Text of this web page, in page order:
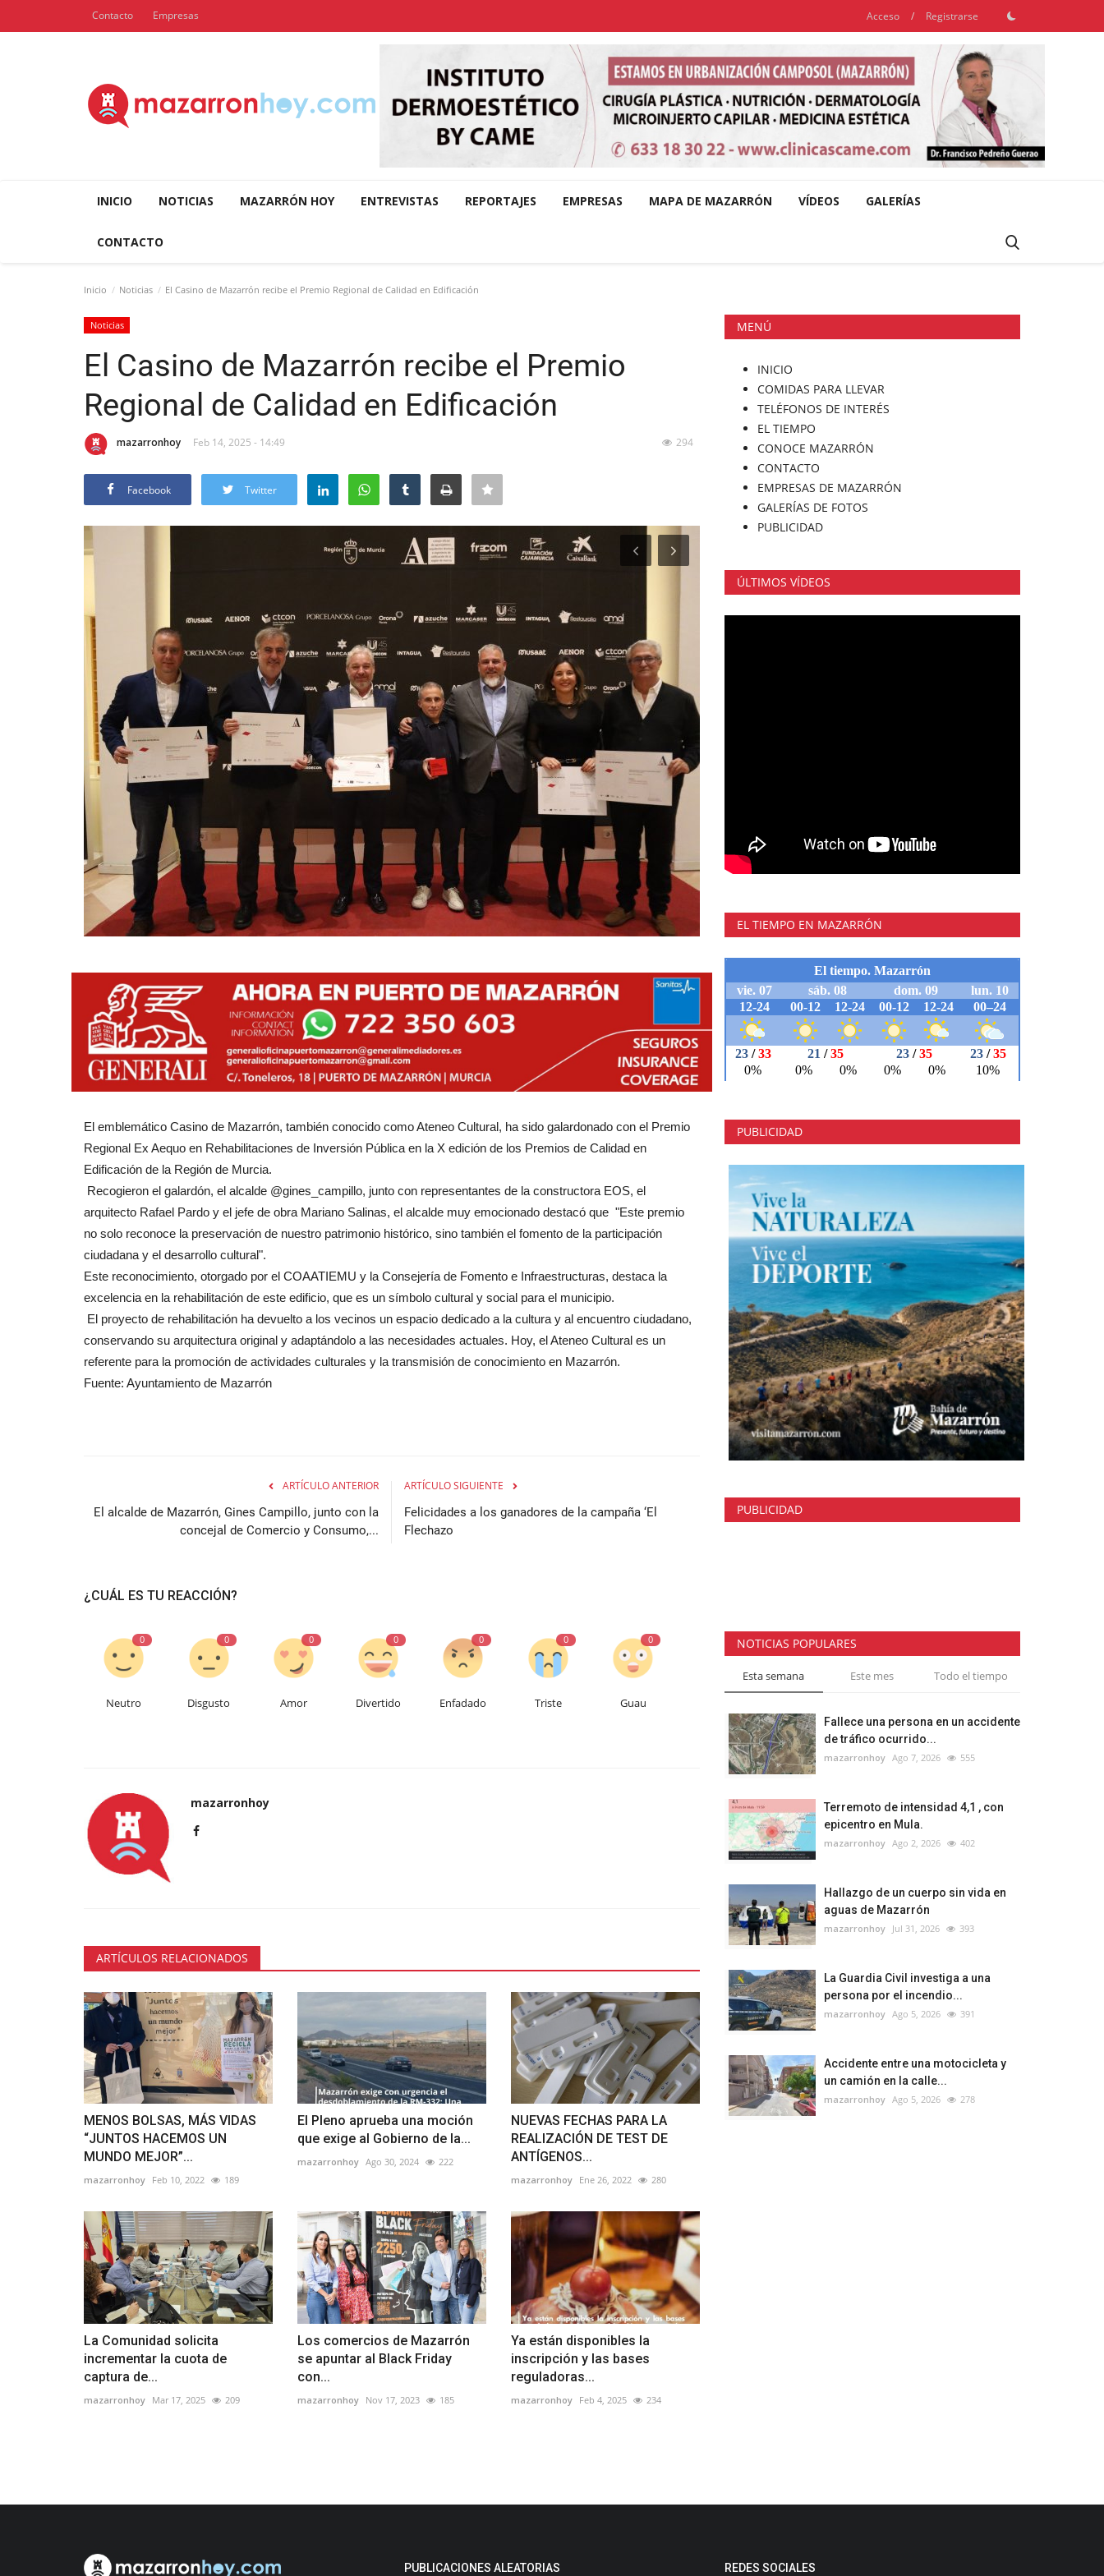
Contacto Empresas Acceso / Registrarse
INICIO NOTICIAS MAZARRÓN HOY ENTREVISTAS REPORTAJES EMPRESAS MAPA DE MAZARRÓN VÍDEOS GALERÍAS
CONTACTO
Inicio Noticias El Casino de Mazarrón recibe el Premio Regional de Calidad en Edificación
Noticias
El Casino de Mazarrón recibe el Premio
Regional de Calidad en Edificación
mazarronhoy Feb 14, 2025 - 14:49 294
Facebook Twitter
El emblemático Casino de Mazarrón, también conocido como Ateneo Cultural, ha sido galardonado con el Premio
Regional Ex Aequo en Rehabilitaciones de Inversión Pública en la X edición de los Premios de Calidad en
Edificación de la Región de Murcia.
Recogieron el galardón, el alcalde @gines_campillo, junto con representantes de la constructora EOS, el
arquitecto Rafael Pardo y el jefe de obra Mariano Salinas, el alcalde muy emocionado destacó que "Este premio
no solo reconoce la preservación de nuestro patrimonio histórico, sino también el fomento de la participación
ciudadana y el desarrollo cultural".
Este reconocimiento, otorgado por el COAATIEMU y la Consejería de Fomento e Infraestructuras, destaca la
excelencia en la rehabilitación de este edificio, que es un símbolo cultural y social para el municipio.
El proyecto de rehabilitación ha devuelto a los vecinos un espacio dedicado a la cultura y al encuentro ciudadano,
conservando su arquitectura original y adaptándolo a las necesidades actuales. Hoy, el Ateneo Cultural es un
referente para la promoción de actividades culturales y la transmisión de conocimiento en Mazarrón.
Fuente: Ayuntamiento de Mazarrón
ARTÍCULO ANTERIOR
El alcalde de Mazarrón, Gines Campillo, junto con la
concejal de Comercio y Consumo,...
ARTÍCULO SIGUIENTE
Felicidades a los ganadores de la campaña ‘El
Flechazo
¿CUÁL ES TU REACCIÓN?
0
Neutro
0
Disgusto
0
Amor
0
Divertido
0
Enfadado
0
Triste
0
Guau
mazarronhoy
ARTÍCULOS RELACIONADOS
MENOS BOLSAS, MÁS VIDAS
“JUNTOS HACEMOS UN
MUNDO MEJOR”...
mazarronhoy Feb 10, 2022 189
El Pleno aprueba una moción
que exige al Gobierno de la...
mazarronhoy Ago 30, 2024 222
NUEVAS FECHAS PARA LA
REALIZACIÓN DE TEST DE
ANTÍGENOS...
mazarronhoy Ene 26, 2022 280
La Comunidad solicita
incrementar la cuota de
captura de...
mazarronhoy Mar 17, 2025 209
Los comercios de Mazarrón
se apuntar al Black Friday
con...
mazarronhoy Nov 17, 2023 185
Ya están disponibles la
inscripción y las bases
reguladoras...
mazarronhoy Feb 4, 2025 234
MENÚ
INICIO
COMIDAS PARA LLEVAR
TELÉFONOS DE INTERÉS
EL TIEMPO
CONOCE MAZARRÓN
CONTACTO
EMPRESAS DE MAZARRÓN
GALERÍAS DE FOTOS
PUBLICIDAD
ÚLTIMOS VÍDEOS
EL TIEMPO EN MAZARRÓN
PUBLICIDAD
PUBLICIDAD
NOTICIAS POPULARES
Esta semana Este mes Todo el tiempo
Fallece una persona en un accidente
de tráfico ocurrido...
mazarronhoy Ago 7, 2026 555
Terremoto de intensidad 4,1 , con
epicentro en Mula.
mazarronhoy Ago 2, 2026 402
Hallazgo de un cuerpo sin vida en
aguas de Mazarrón
mazarronhoy Jul 31, 2026 393
La Guardia Civil investiga a una
persona por el incendio...
mazarronhoy Ago 5, 2026 391
Accidente entre una motocicleta y
un camión en la calle...
mazarronhoy Ago 5, 2026 278
PUBLICACIONES ALEATORIAS REDES SOCIALES